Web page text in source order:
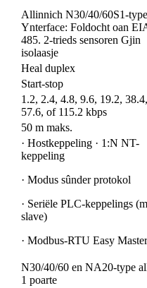
Allinnich N30/40/60S1-type
Ynterface: Foldocht oan
485. 2-trieds sensoren Gjin
isolaasje
Heal duplex
Start-stop
1.2, 2.4, 4.8, 9.6, 19.2, 38.4,
57.6, of 115.2 kbps
50 m maks.
· Hostkeppeling · 1:N NT-
keppeling
· Modus sûnder protokol
· Seriële PLC-keppelings
slave)
· Modbus-RTU Easy Master
N30/40/60 en NA20-type
1 poarte